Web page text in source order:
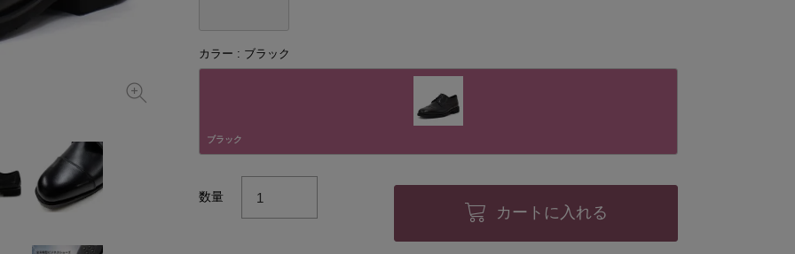
カラー ブラック
ブラック
数量
カートに入れる